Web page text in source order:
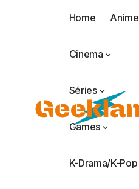
Home Anime
Cinema
Séries
Games
K-Drama/K-Pop